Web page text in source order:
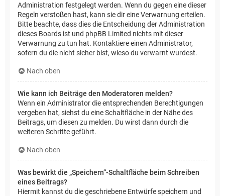
Administration festgelegt werden. Wenn du gegen eine dieser
Regeln verstoßen hast, kann sie dir eine Verwarnung erteilen.
Bitte beachte, dass dies die Entscheidung der Administration
dieses Boards ist und phpBB Limited nichts mit dieser
Verwarnung zu tun hat. Kontaktiere einen Administrator,
sofern du die nicht sicher bist, wieso du verwarnt wurdest.
Nach oben
Wie kann ich Beiträge den Moderatoren melden?
Wenn ein Administrator die entsprechenden Berechtigungen
vergeben hat, siehst du eine Schaltfläche in der Nähe des
Beitrags, um diesen zu melden. Du wirst dann durch die
weiteren Schritte geführt.
Nach oben
Was bewirkt die „Speichern“-Schaltfläche beim Schreiben
eines Beitrags?
Hiermit kannst du die geschriebene Entwürfe speichern und